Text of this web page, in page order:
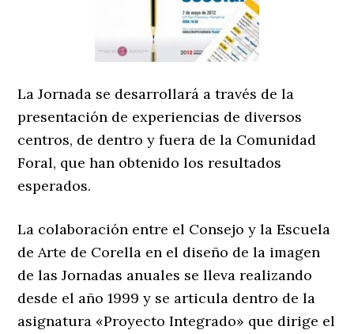
La Jornada se desarrollará a través de la
presentación de experiencias de diversos
centros, de dentro y fuera de la Comunidad
Foral, que han obtenido los resultados
esperados.
La colaboración entre el Consejo y la Escuela
de Arte de Corella en el diseño de la imagen
de las Jornadas anuales se lleva realizando
desde el año 1999 y se articula dentro de la
asignatura «Proyecto Integrado» que dirige el